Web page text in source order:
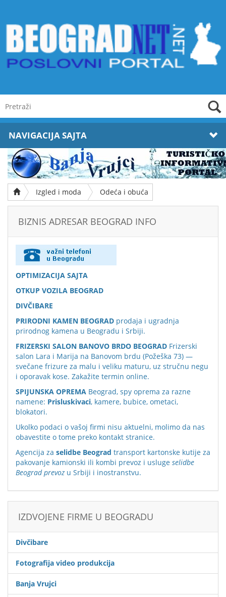
NAVIGACIJA SAJTA
Izgled i moda Odeća i obuća
BIZNIS ADRESAR BEOGRAD INFO
OPTIMIZACIJA SAJTA
OTKUP VOZILA BEOGRAD
DIVČIBARE
PRIRODNI KAMEN BEOGRAD prodaja i ugradnja
prirodnog kamena u Beogradu i Srbiji.
FRIZERSKI SALON BANOVO BRDO BEOGRAD Frizerski
salon Lara i Marija na Banovom brdu (Požeška 73) —
svečane frizure za malu i veliku maturu, uz stručnu negu
i oporavak kose. Zakažite termin online.
SPIJUNSKA OPREMA Beograd, spy oprema za razne
namene: Prisluskivaci, kamere, bubice, ometaci,
blokatori.
Ukolko podaci o vašoj firmi nisu aktuelni, molimo da nas
obavestite o tome preko kontakt stranice.
Agencija za selidbe Beograd transport kartonske kutije za
pakovanje kamionski ili kombi prevoz i usluge selidbe
Beograd prevoz u Srbiji i inostranstvu.
IZDVOJENE FIRME U BEOGRADU
Divčibare
Fotografija video produkcija
Banja Vrujci